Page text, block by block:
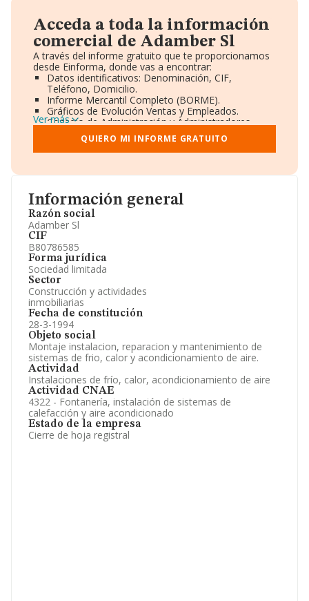
Información general
Razón social
Adamber Sl
CIF
B80786585
Forma jurídica
Sociedad limitada
Sector
Construcción y actividades
inmobiliarias
Fecha de constitución
28-3-1994
Objeto social
Montaje instalacion, reparacion y mantenimiento de
sistemas de frio, calor y acondicionamiento de aire.
Actividad
Instalaciones de frío, calor, acondicionamiento de aire
Actividad CNAE
4322 - Fontanería, instalación de sistemas de
calefacción y aire acondicionado
Estado de la empresa
Cierre de hoja registral
Acceda a toda la información
comercial de Adamber Sl
A través del informe gratuito que te proporcionamos
desde Einforma, donde vas a encontrar:
Datos identificativos: Denominación, CIF,
Teléfono, Domicilio.
Informe Mercantil Completo (BORME).
Gráficos de Evolución Ventas y Empleados.
Consejo de Administración y Administradores.
Directivos y Ejecutivos.
Accionistas.
Participaciones y Vinculaciones en otras empresas.
Información oficial y registral complementaria.
Ver más
QUIERO MI INFORME GRATUITO